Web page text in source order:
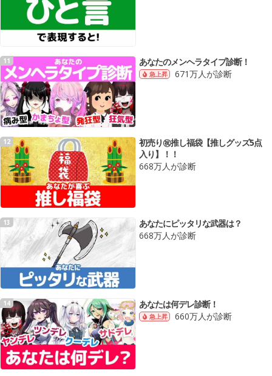
11 あなたのメンヘラタイプ診断！
急上昇 671万人が診断
12
初売り㊗️推し福袋【推しグッズ5点
入り】！！
668万人が診断
13
あなたにピッタリな武器は？
668万人が診断
14 あなたは何デレ診断！
急上昇 660万人が診断